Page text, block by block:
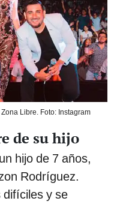
Libre. Foto: Instagram
de su hijo
hijo de 7 años,
Rodríguez.
y se